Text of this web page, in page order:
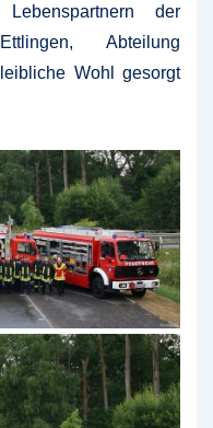
der
Abteilung
Wohl gesorgt